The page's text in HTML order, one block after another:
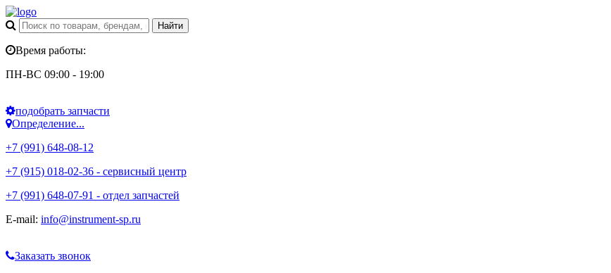
Время работы:
ПН-ВС 09:00 - 19:00
подобрать запчасти
Определение...
+7 (991) 648-08-12
+7 (915) 018-02-36 - сервисный центр
+7 (991) 648-07-91 - отдел запчастей
E-mail: info@instrument-sp.ru
Заказать звонок